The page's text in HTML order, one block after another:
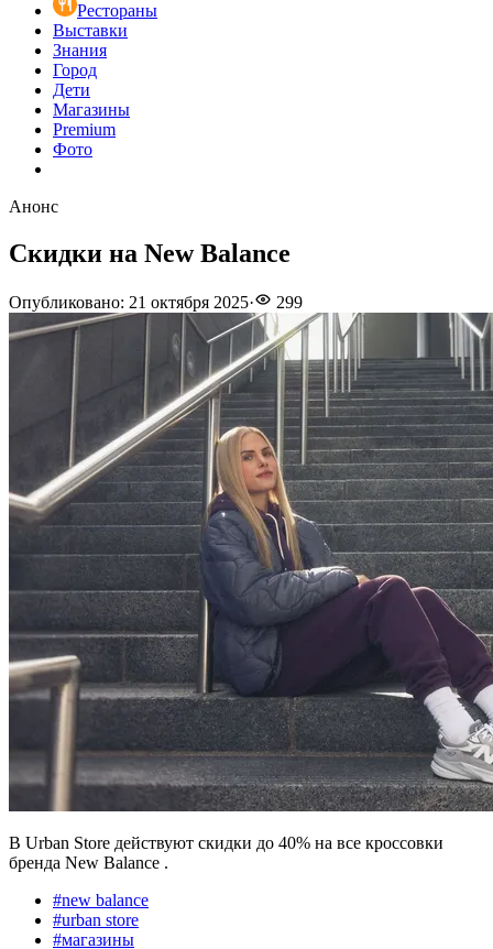
Рестораны
Выставки
Знания
Город
Дети
Магазины
Premium
Фото
Анонс
Скидки на New Balance
Опубликовано: 21 октября 2025· 299
В Urban Store действуют скидки до 40% на все кроссовки
бренда New Balance .
#new balance
#urban store
#магазины